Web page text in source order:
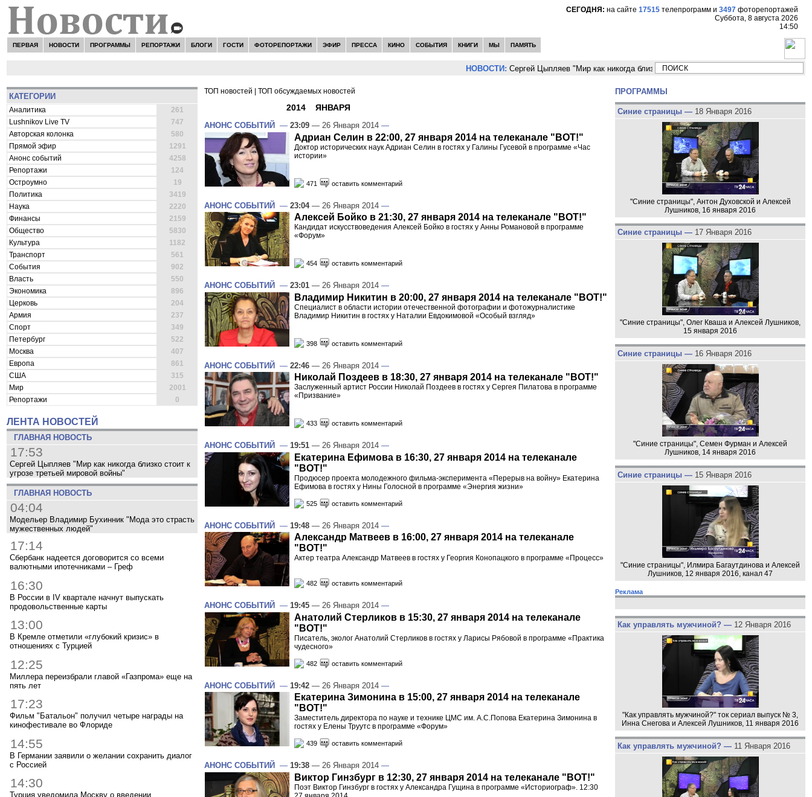
СЕГОДНЯ: на сайте 17515 телепрограмм и 3497 фоторепортажей
Суббота, 8 августа 2026
14:50
ПЕРВАЯ НОВОСТИ ПРОГРАММЫ РЕПОРТАЖИ БЛОГИ ГОСТИ ФОТОРЕПОРТАЖИ ЭФИР ПРЕССА КИНО СОБЫТИЯ КНИГИ МЫ ПАМЯТЬ
НОВОСТИ: Сергей Цыпляев "Мир как никогда близко стоит к угрозе третьей мировой войны"
КАТЕГОРИИ
Аналитика
261
Lushnikov Live TV
747
Авторская колонка
580
Прямой эфир
1291
Анонс событий
4258
Репортажи
124
Остроумно
19
Политика
3419
Наука
2220
Финансы
2159
Общество
5830
Культура
1182
Транспорт
561
События
902
Власть
550
Экономика
896
Церковь
204
Армия
237
Спорт
349
Петербург
522
Москва
407
Европа
861
США
315
Мир
2001
Репортажи
0
ЛЕНТА НОВОСТЕЙ
ГЛАВНАЯ НОВОСТЬ
17:53
Сергей Цыпляев "Мир как никогда близко стоит к
угрозе третьей мировой войны"
ГЛАВНАЯ НОВОСТЬ
04:04
Модельер Владимир Бухинник "Мода это страсть
мужественных людей"
17:14
Сбербанк надеется договорится со всеми
валютными ипотечниками – Греф
16:30
В России в IV квартале начнут выпускать
продовольственные карты
13:00
В Кремле отметили «глубокий кризис» в
отношениях с Турцией
12:25
Миллера переизбрали главой «Газпрома» еще на
пять лет
17:23
Фильм "Батальон" получил четыре награды на
кинофестивале во Флориде
14:55
В Германии заявили о желании сохранить диалог
с Россией
14:30
Турция уведомила Москву о введении
ТОП новостей ТОП обсуждаемых новостей
2014 ЯНВАРЯ
АНОНС СОБЫТИЙ — 23:09 — 26 Января 2014 —
Адриан Селин в 22:00, 27 января 2014 на телеканале "ВОТ!"
Доктор исторических наук Адриан Селин в гостях у Галины Гусевой в программе «Час
истории»
471 оставить комментарий
АНОНС СОБЫТИЙ — 23:04— 26 Января 2014 —
Алексей Бойко в 21:30, 27 января 2014 на телеканале "ВОТ!"
Кандидат искусствоведения Алексей Бойко в гостях у Анны Романовой в программе
«Форум»
454 оставить комментарий
АНОНС СОБЫТИЙ — 23:01 — 26 Января 2014 —
Владимир Никитин в 20:00, 27 января 2014 на телеканале "ВОТ!"
Специалист в области истории отечественной фотографии и фотожурналистике
Владимир Никитин в гостях у Наталии Евдокимовой «Особый взгляд»
398 оставить комментарий
АНОНС СОБЫТИЙ — 22:46 — 26 Января 2014 —
Николай Поздеев в 18:30, 27 января 2014 на телеканале "ВОТ!"
Заслуженный артист России Николай Поздеев в гостях у Сергея Пилатова в программе
«Призвание»
433 оставить комментарий
АНОНС СОБЫТИЙ — 19:51 — 26 Января 2014 —
Екатерина Ефимова в 16:30, 27 января 2014 на телеканале
"ВОТ!"
Продюсер проекта молодежного фильма-эксперимента «Перерыв на войну» Екатерина
Ефимова в гостях у Нины Голосной в программе «Энергия жизни»
525 оставить комментарий
АНОНС СОБЫТИЙ — 19:48 — 26 Января 2014 —
Александр Матвеев в 16:00, 27 января 2014 на телеканале
"ВОТ!"
Актер театра Александр Матвеев в гостях у Георгия Конопацкого в программе «Процесс»
482 оставить комментарий
АНОНС СОБЫТИЙ — 19:45 — 26 Января 2014 —
Анатолий Стерликов в 15:30, 27 января 2014 на телеканале
"ВОТ!"
Писатель, эколог Анатолий Стерликов в гостях у Ларисы Рябовой в программе «Практика
чудесного»
482 оставить комментарий
АНОНС СОБЫТИЙ — 19:42 — 26 Января 2014 —
Екатерина Зимонина в 15:00, 27 января 2014 на телеканале
"ВОТ!"
Заместитель директора по науке и технике ЦМС им. А.С.Попова Екатерина Зимонина в
гостях у Елены Труутс в программе «Форум»
439 оставить комментарий
АНОНС СОБЫТИЙ — 19:38 — 26 Января 2014 —
Виктор Гинзбург в 12:30, 27 января 2014 на телеканале "ВОТ!"
Поэт Виктор Гинзбург в гостях у Александра Гущина в программе «Историограф». 12:30
ПРОГРАММЫ
Синие страницы — 18 Января 2016
"Синие страницы", Антон Духовской и Алексей
Лушников, 16 января 2016
Синие страницы — 17 Января 2016
"Синие страницы", Олег Кваша и Алексей Лушников,
15 января 2016
Синие страницы — 16 Января 2016
"Синие страницы", Семен Фурман и Алексей
Лушников, 14 января 2016
Синие страницы — 15 Января 2016
"Синие страницы", Илмира Багаутдинова и Алексей
Лушников, 12 января 2016, канал 47
Реклама
Как управлять мужчиной? — 12 Января 2016
"Как управлять мужчиной?" ток сериал выпуск № 3,
Инна Снегова и Алексей Лушников, 11 января 2016
Как управлять мужчиной? — 11 Января 2016